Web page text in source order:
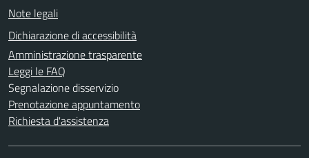
Note legali
Dichiarazione di accessibilità
Amministrazione trasparente
Leggi le FAQ
Segnalazione disservizio
Prenotazione appuntamento
Richiesta d'assistenza